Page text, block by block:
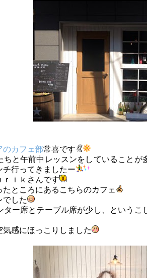
のカフェ部常喜です
ちと午前中レッスンをしていることが
チ行ってきましたー
ｒｉｋさんです
ところにあるこちらのカフェ
でした
ター席とテーブル席が少し、という
感にほっこりしました